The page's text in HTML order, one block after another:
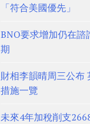
「符合美國優先」
BNO要求增加仍在諮
期
財相李韻晴周三公布
措施一覽
未來4年加稅削支